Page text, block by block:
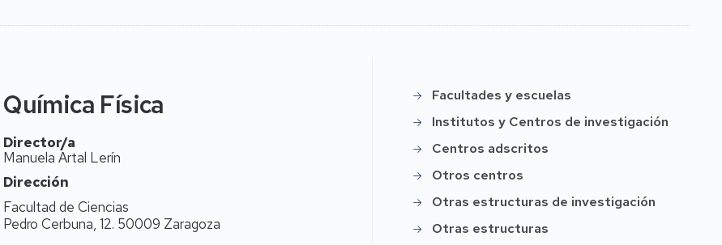
Química Física
Director/a
Manuela Artal Lerín
Dirección
Facultad de Ciencias
Pedro Cerbuna, 12. 50009 Zaragoza
Instittución
Facultades y escuelas
Institutos y Centros de investigación
Centros adscritos
Otros centros
Otras estructuras de investigación
Otras estructuras